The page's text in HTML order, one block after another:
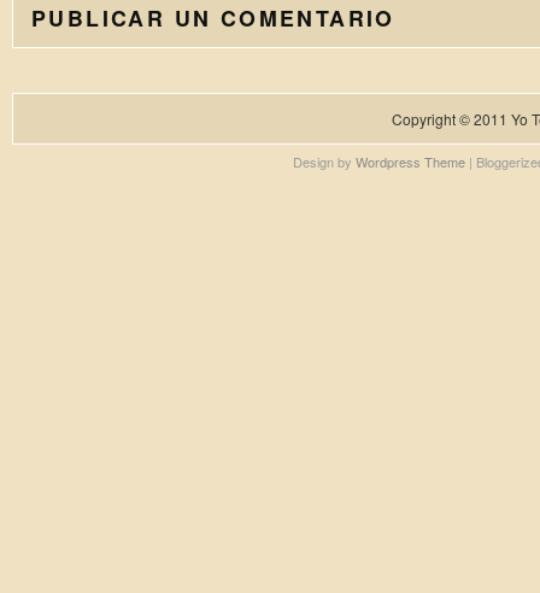
PUBLICAR UN COMENTARIO
Copyright © 2011 Yo
Design by Wordpress Theme|